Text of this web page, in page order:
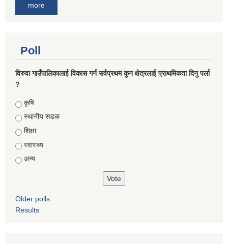
more
Poll
विरुवा गाउँपालिकालाई विकास गर्न सर्वप्रथम कुन क्षेत्रलाई प्राथमिकता दिनु पर्ला
?
Choices
कृषि
स्थानीय सडक
शिक्षा
स्वास्थ्य
अन्य
Older polls
Results